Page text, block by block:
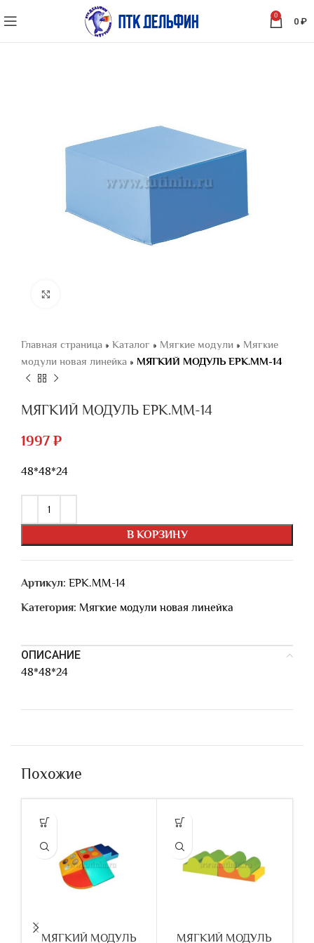
0
0 ₽
Главная страница » Каталог » Мягкие модули » Мягкие
модули новая линейка » МЯГКИЙ МОДУЛЬ ЕРК.ММ-14
МЯГКИЙ МОДУЛЬ ЕРК.ММ-14
1997 ₽
48*48*24
В КОРЗИНУ
Артикул: ЕРК.ММ-14
Категория: Мягкие модули новая линейка
ОПИСАНИЕ
48*48*24
Похожие
МЯГКИЙ МОДУЛЬ МЯГКИЙ МОДУЛЬ